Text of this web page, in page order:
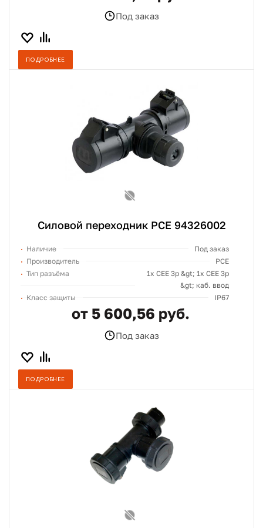
Под заказ
ПОДРОБНЕЕ
Силовой переходник PCE 94326002
Наличие
Под заказ
Производитель
PCE
Тип разъёма
1х СЕЕ 3p &gt; 1х СЕЕ 3p
&gt; каб. ввод
Класс защиты
IP67
от 5 600,56 руб.
Под заказ
ПОДРОБНЕЕ